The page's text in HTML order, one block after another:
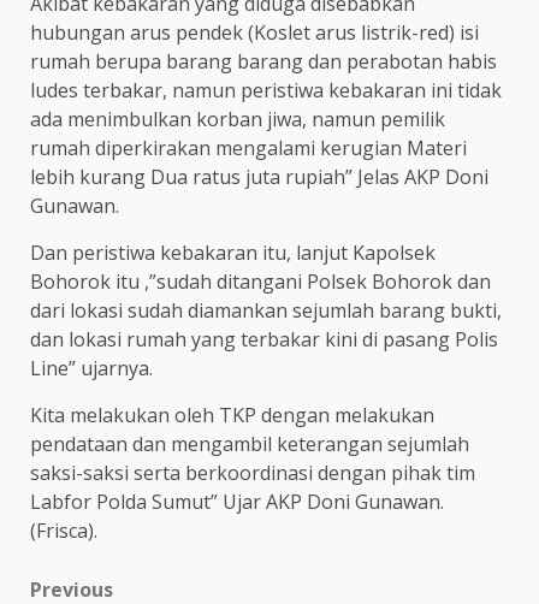
hubungan arus pendek (Koslet arus listrik-red) isi
rumah berupa barang barang dan perabotan habis
ludes terbakar, namun peristiwa kebakaran ini tidak
ada menimbulkan korban jiwa, namun pemilik
rumah diperkirakan mengalami kerugian Materi
lebih kurang Dua ratus juta rupiah” Jelas AKP Doni
Gunawan.
Dan peristiwa kebakaran itu, lanjut Kapolsek
Bohorok itu ,”sudah ditangani Polsek Bohorok dan
dari lokasi sudah diamankan sejumlah barang bukti,
dan lokasi rumah yang terbakar kini di pasang Polis
Line” ujarnya.
Kita melakukan oleh TKP dengan melakukan
pendataan dan mengambil keterangan sejumlah
saksi-saksi serta berkoordinasi dengan pihak tim
Labfor Polda Sumut” Ujar AKP Doni Gunawan.
(Frisca).
Previous